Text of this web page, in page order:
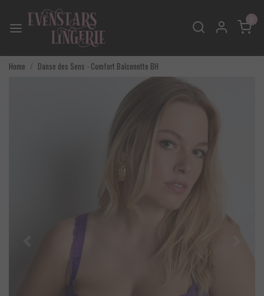
Home Danse des Sens - Comfort Balconette BH